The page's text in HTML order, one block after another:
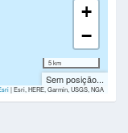
+
−
5 km
Sem posição...
|Esri, HERE, Garmin, USGS, NGA